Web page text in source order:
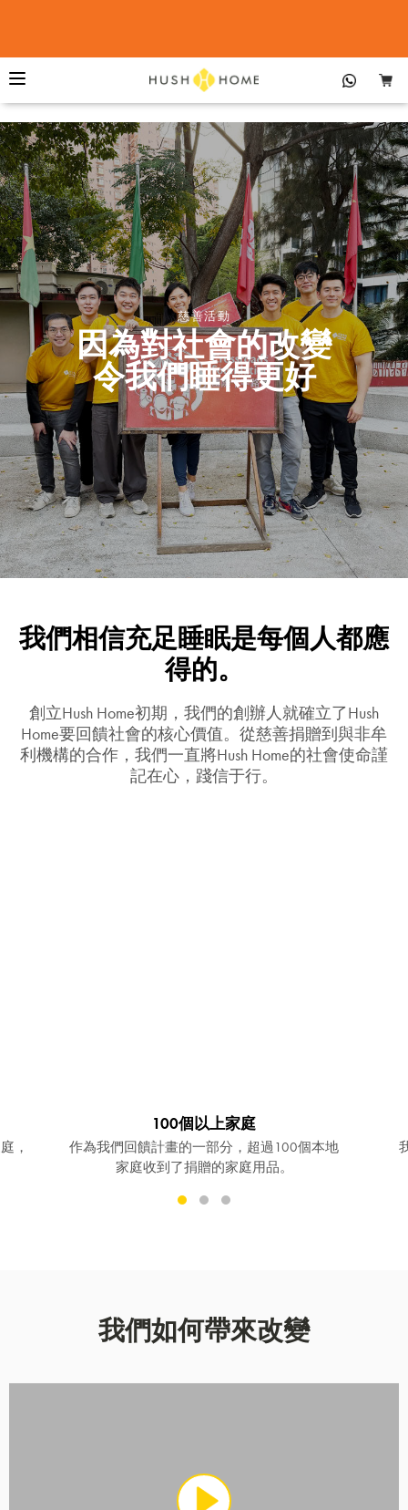
慈善活動
因為對社會的改變
令我們睡得更好
我們相信充足睡眠是每個人都應
得的。
創立Hush Home初期，我們的創辦人就確立了Hush
Home要回饋社會的核心價值。從慈善捐贈到與非牟
利機構的合作，我們一直將Hush Home的社會使命謹
記在心，踐信于行。
，
100個以上家庭
作為我們回饋計畫的一部分，超過100個本地
家庭收到了捐贈的家庭用品。
我們如何帶來改變